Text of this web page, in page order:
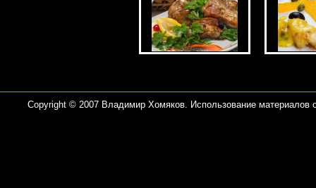
Copyright © 2007 Владимир Хомяков. Использование материалов